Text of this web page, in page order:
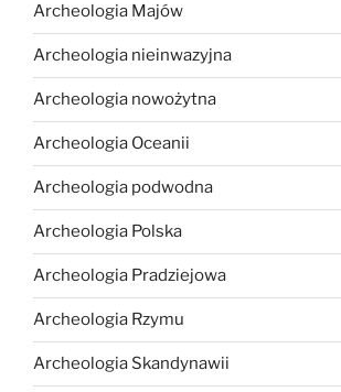
Archeologia Majów
Archeologia nieinwazyjna
Archeologia nowożytna
Archeologia Oceanii
Archeologia podwodna
Archeologia Polska
Archeologia Pradziejowa
Archeologia Rzymu
Archeologia Skandynawii